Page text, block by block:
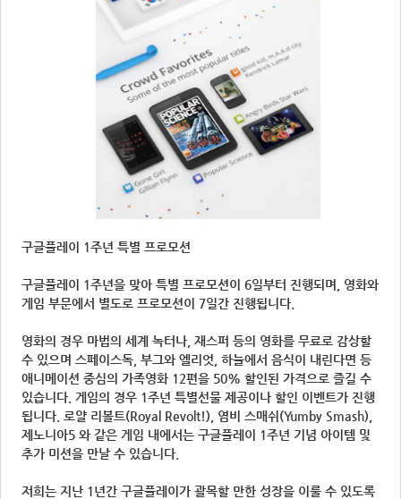
구글플레이 1주년 특별 프로모션
구글플레이 1주년을 맞아 특별 프로모션이 6일부터 진행되며, 영화와
게임 부문에서 별도로 프로모션이 7일간 진행됩니다.
영화의 경우 마법의 세계 녹터나, 재스퍼 등의 영화를 무료로 감상할
수 있으며 스페이스독, 부그와 엘리엇, 하늘에서 음식이 내린다면 등
애니메이션 중심의 가족영화 12편을 50% 할인된 가격으로 즐길 수
있습니다. 게임의 경우 1주년 특별선물 제공이나 할인 이벤트가 진행
됩니다. 로얄 리볼트(Royal Revolt!), 염비 스매쉬(Yumby Smash),
제노니아5 와 같은 게임 내에서는 구글플레이 1주년 기념 아이템 및
추가 미션을 만날 수 있습니다.
저희는 지난 1년간 구글플레이가 괄목할 만한 성장을 이룰 수 있도록